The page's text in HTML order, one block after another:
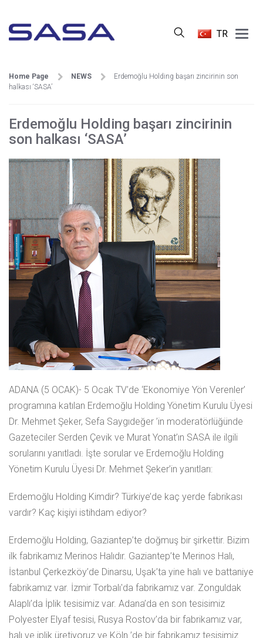
TR
Main
Menu
Home Page NEWS
Erdemoğlu Holding başarı zincirinin son
halkası ‘SASA’
Erdemoğlu Holding başarı zincirinin
son halkası ‘SASA’
ADANA (5 OCAK)- 5 Ocak TV’de ‘Ekonomiye Yön Verenler’
programına katılan Erdemoğlu Holding Yönetim Kurulu Üyesi
Dr. Mehmet Şeker, Sefa Saygıdeğer ’in moderatörlüğünde
Gazeteciler Serden Çevik ve Murat Yonat’ın SASA ile ilgili
sorularını yanıtladı. İşte sorular ve Erdemoğlu Holding
Yönetim Kurulu Üyesi Dr. Mehmet Şeker’in yanıtları:
Erdemoğlu Holding Kimdir? Türkiye’de kaç yerde fabrikası
vardır? Kaç kişiyi istihdam ediyor?
Erdemoğlu Holding, Gaziantep’te doğmuş bir şirkettir. Bizim
ilk fabrikamız Merinos Halıdır. Gaziantep’te Merinos Halı,
İstanbul Çerkezköy’de Dinarsu, Uşak’ta yine halı ve battaniye
fabrikamız var. İzmir Torbalı'da fabrikamız var. Zonguldak
Alaplı’da İplik tesisimiz var. Adana’da en son tesisimiz
Polyester Elyaf tesisi, Rusya Rostov’da bir fabrikamız var,
halı ve iplik üretiyoruz ve Köln ’de bir fabrikamız tesisimiz